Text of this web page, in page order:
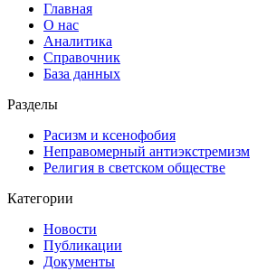
Главная
О нас
Аналитика
Справочник
База данных
Разделы
Расизм и ксенофобия
Неправомерный антиэкстремизм
Религия в светском обществе
Категории
Новости
Публикации
Документы